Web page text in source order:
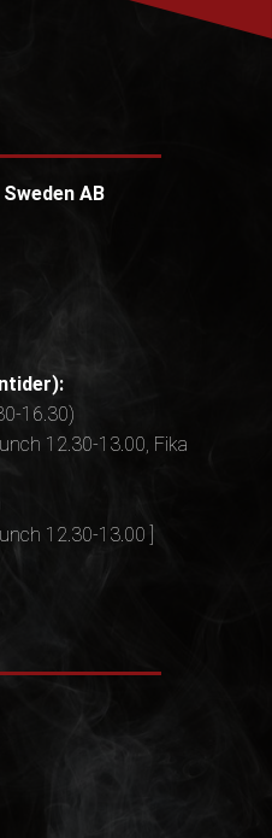
AB
16.30)
12.30-13.00, Fika
12.30-13.00 ]